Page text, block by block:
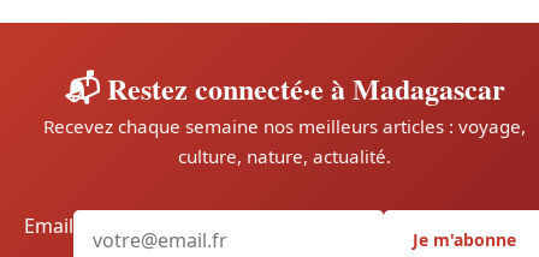
📬 Restez connecté·e à Madagascar
Recevez chaque semaine nos meilleurs articles : voyage,
culture, nature, actualité.
Email
Je m'abonne